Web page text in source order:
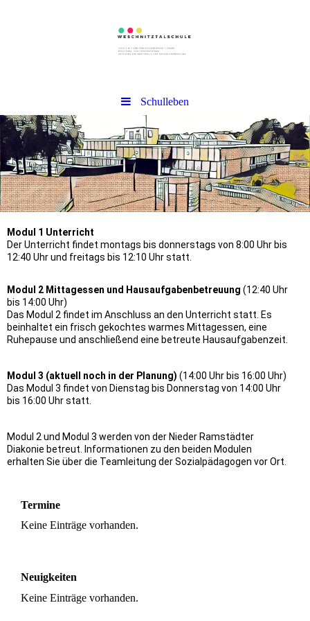
Schulleben
Modul 1 Unterricht
Der Unterricht findet montags bis donnerstags von 8:00 Uhr bis
12:40 Uhr und freitags bis 12:10 Uhr statt.
Modul 2 Mittagessen und Hausaufgabenbetreuung (12:40 Uhr
bis 14:00 Uhr)
Das Modul 2 findet im Anschluss an den Unterricht statt. Es
beinhaltet ein frisch gekochtes warmes Mittagessen, eine
Ruhepause und anschließend eine betreute Hausaufgabenzeit.
Modul 3 (aktuell noch in der Planung) (14:00 Uhr bis 16:00 Uhr)
Das Modul 3 findet von Dienstag bis Donnerstag von 14:00 Uhr
bis 16:00 Uhr statt.
Modul 2 und Modul 3 werden von der Nieder Ramstädter
Diakonie betreut. Informationen zu den beiden Modulen
erhalten Sie über die Teamleitung der Sozialpädagogen vor Ort.
Termine
Keine Einträge vorhanden.
Neuigkeiten
Keine Einträge vorhanden.